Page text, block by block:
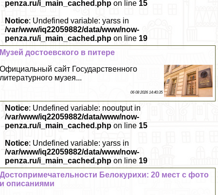
penza.ru/i_main_cached.php on line 15
Notice: Undefined variable: yarss in
/var/www/iq22059882/data/www/now-
penza.ru/i_main_cached.php on line 19
Музей достоевского в питере
Официальный сайт Государственного
литературного музея...
06 08 2026 14:40:35
Notice: Undefined variable: nooutput in
/var/www/iq22059882/data/www/now-
penza.ru/i_main_cached.php on line 15
Notice: Undefined variable: yarss in
/var/www/iq22059882/data/www/now-
penza.ru/i_main_cached.php on line 19
Достопримечательности Белокурихи: 20 мест с фото
и описаниями